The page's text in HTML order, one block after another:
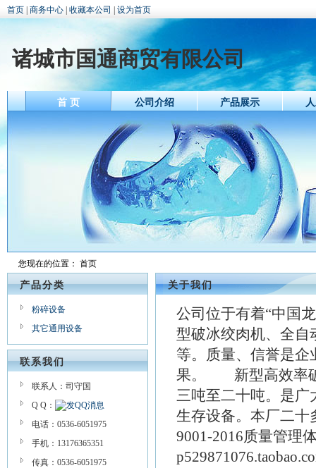
首页 商务中心 收藏本公司 设为首页
诸城市国通商贸有限公司
首 页 公司介绍 产品展示
您现在的位置： 首页
产品分类
粉碎设备
其它通用设备
联系我们
联系人：司守国
Q Q：
电话：0536-6051975
手机：13176365351
传真：0536-6051975
关于我们
公司位于有着“中国
型破冰绞肉机、全自
等。质量、信誉是企
果。 新型高效率破
三吨至二十吨。是广
生存设备。本厂二十
9001-2016质量管